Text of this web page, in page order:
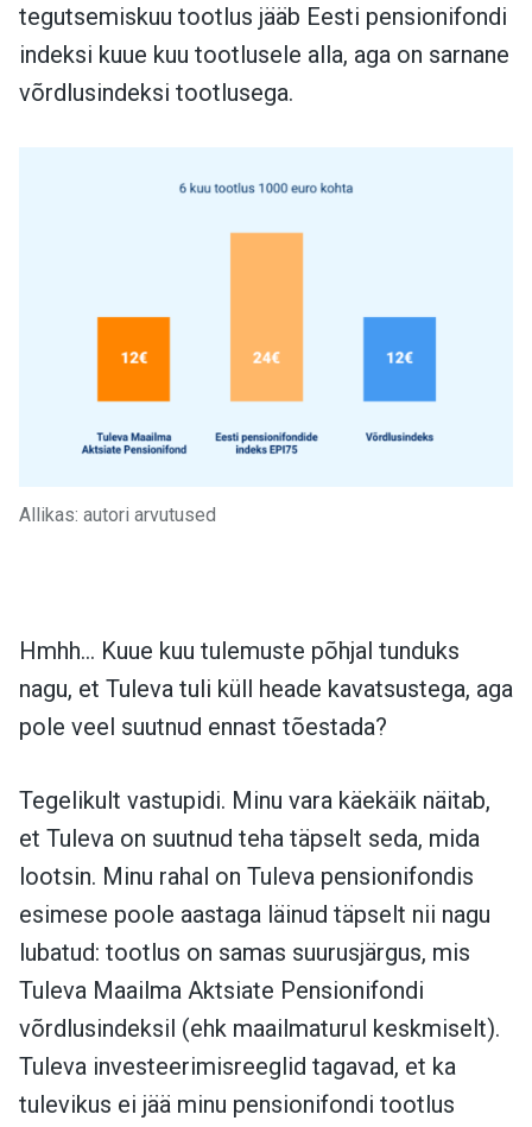
tegutsemiskuu tootlus jääb Eesti pensionifondi
indeksi kuue kuu tootlusele alla, aga on sarnane
võrdlusindeksi tootlusega.
Allikas: autori arvutused
Hmhh… Kuue kuu tulemuste põhjal tunduks
nagu, et Tuleva tuli küll heade kavatsustega, aga
pole veel suutnud ennast tõestada?
Tegelikult vastupidi. Minu vara käekäik näitab,
et Tuleva on suutnud teha täpselt seda, mida
lootsin. Minu rahal on Tuleva pensionifondis
esimese poole aastaga läinud täpselt nii nagu
lubatud: tootlus on samas suurusjärgus, mis
Tuleva Maailma Aktsiate Pensionifondi
võrdlusindeksil (ehk maailmaturul keskmiselt).
Tuleva investeerimisreeglid tagavad, et ka
tulevikus ei jää minu pensionifondi tootlus